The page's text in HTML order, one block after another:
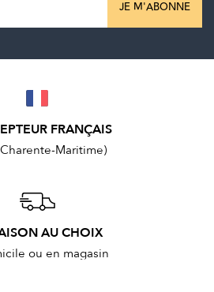
JE M'ABONNE
FRANÇAIS
Maritime)
AU CHOIX
ou en magasin